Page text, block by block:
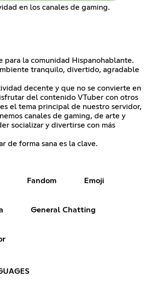
en los canales de gaming.
para la comunidad Hispanohablante.
tranquilo, divertido, agradable
decente y que no se convierte en
del contenido VTuber con otros
el tema principal de nuestro servidor,
canales de gaming, de arte y
socializar y divertirse con más
de forma sana es la clave.
Fandom Emoji
General Chatting